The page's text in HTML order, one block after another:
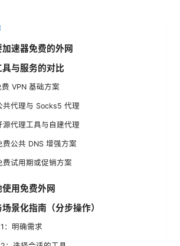
速器免费的外网
与服务的对比
费 VPN 基础方案
共代理与 Socks5 代理
源代理工具与自建代理
费公共 DNS 增强方案
费试用期或促销方案
用免费外网
景化指南（分步操作）
：明确需求